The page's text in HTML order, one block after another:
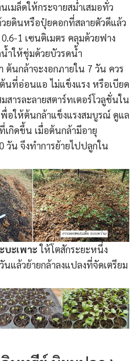
เมล็ดให้กระจายสม่ำเสมอทั่ว
ยดินหรือปุ๋ยคอกที่สลายตัวดีแล้ว
1 เซนติเมตร คลุมด้วยฟาง
ำให้ชุ่มด้วยบัวรดน้ำ
ต้นกล้าจะงอกภายใน 7 วัน ควร
นที่อ่อนแอ ไม่แข็งแรง หรือเบียด
ารละลายสตาร์ทเตอร์โวลูชั่นใน
อให้ต้นกล้าแข็งแรงสมบูรณ์ ดูแล
เกิดขึ้น เมื่อต้นกล้ามีอายุ
วัน จึงทำการย้ายไปปลูกใน
บะเพาะให้โตสักระยะหนึ่ง
แล้วย้ายกล้าลงแปลงที่จัดเตรียม